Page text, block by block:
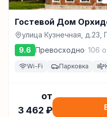
Гостевой Дом
улица Кузнечная, д.23,
9.6 Превосходно· 106
Wi-Fi Парковка
от
3 462 ₽